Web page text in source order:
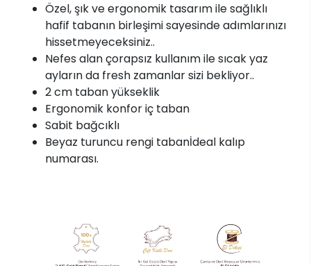
Özel, şık ve ergonomik tasarım ile sağlıklı
hafif tabanın birleşimi sayesinde adımlarınızı
hissetmeyeceksiniz..
Nefes alan çorapsız kullanım ile sıcak yaz
ayların da fresh zamanlar sizi bekliyor..
2 cm taban yükseklik
Ergonomik konfor iç taban
Sabit bağcıklı
Beyaz turuncu rengi tabanİdeal kalıp
numarası.